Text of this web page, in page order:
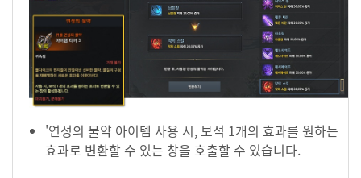
'연성의 물약 아이템 사용 시, 보석 1개의 효과를 원하는
효과로 변환할 수 있는 창을 호출할 수 있습니다.